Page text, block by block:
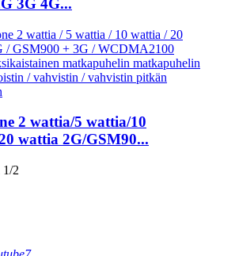
3G 4G...
2 wattia/5 wattia/10
wattia 2G/GSM90...
1/2